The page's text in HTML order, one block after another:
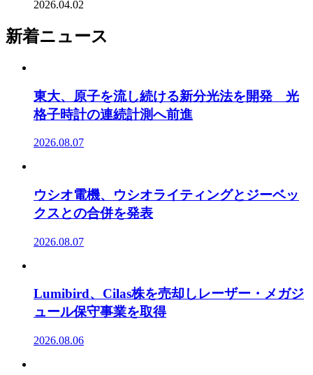
2026.04.02
新着ニュース
東大、原子を流し続ける新分光法を開発 光
格子時計の連続計測へ前進
2026.08.07
ウシオ電機、ウシオライティングとジーベッ
クスとの合併を発表
2026.08.07
Lumibird、Cilas株を売却しレーザー・メガジ
ュール保守事業を取得
2026.08.06